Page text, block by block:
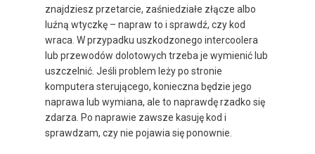
znajdziesz przetarcie, zaśniedziałe złącze albo
luźną wtyczkę – napraw to i sprawdź, czy kod
wraca. W przypadku uszkodzonego intercoolera
lub przewodów dolotowych trzeba je wymienić lub
uszczelnić. Jeśli problem leży po stronie
komputera sterującego, konieczna będzie jego
naprawa lub wymiana, ale to naprawdę rzadko się
zdarza. Po naprawie zawsze kasuję kod i
sprawdzam, czy nie pojawia się ponownie.